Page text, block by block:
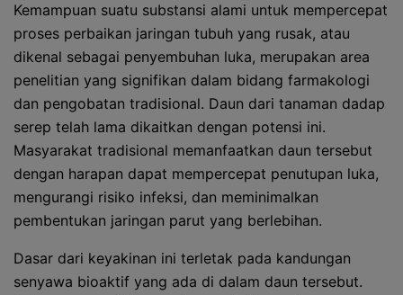
Kemampuan suatu substansi alami untuk mempercepat
proses perbaikan jaringan tubuh yang rusak, atau
dikenal sebagai penyembuhan luka, merupakan area
penelitian yang signifikan dalam bidang farmakologi
dan pengobatan tradisional. Daun dari tanaman dadap
serep telah lama dikaitkan dengan potensi ini.
Masyarakat tradisional memanfaatkan daun tersebut
dengan harapan dapat mempercepat penutupan luka,
mengurangi risiko infeksi, dan meminimalkan
pembentukan jaringan parut yang berlebihan.
Dasar dari keyakinan ini terletak pada kandungan
senyawa bioaktif yang ada di dalam daun tersebut.